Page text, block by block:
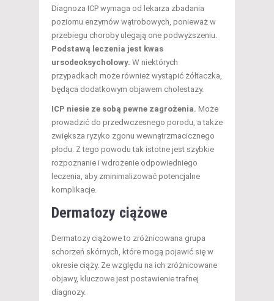
Diagnoza ICP wymaga od lekarza zbadania
poziomu enzymów wątrobowych, ponieważ w
przebiegu choroby ulegają one podwyższeniu.
Podstawą leczenia jest kwas
ursodeoksycholowy. W niektórych
przypadkach może również wystąpić żółtaczka,
będąca dodatkowym objawem cholestazy.
ICP niesie ze sobą pewne zagrożenia. Może
prowadzić do przedwczesnego porodu, a także
zwiększa ryzyko zgonu wewnątrzmacicznego
płodu. Z tego powodu tak istotne jest szybkie
rozpoznanie i wdrożenie odpowiedniego
leczenia, aby zminimalizować potencjalne
komplikacje.
Dermatozy ciążowe
Dermatozy ciążowe to zróżnicowana grupa
schorzeń skórnych, które mogą pojawić się w
okresie ciąży. Ze względu na ich zróżnicowane
objawy, kluczowe jest postawienie trafnej
diagnozy.